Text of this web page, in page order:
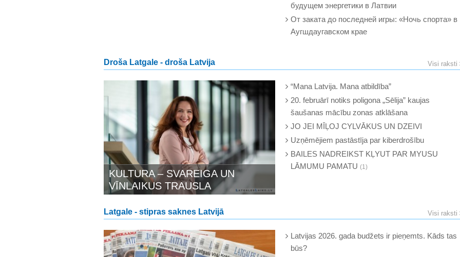
будущем энергетики в Латвии
От заката до последней игры: «Ночь спорта» в
Аугшдаугавском крае
Visi raksti
Droša Latgale - droša Latvija
KULTURA – SVAREIGA UN
VĪNLAIKUS TRAUSLA
“Mana Latvija. Mana atbildība”
20. februārī notiks poligona „Sēlija” kaujas
šaušanas mācību zonas atklāšana
JO JEI MĪĻOJ CYLVĀKUS UN DZEIVI
Uzņēmējiem pastāstīja par kiberdrošību
BAILES NADREIKST KĻYUT PAR MYUSU
LĀMUMU PAMATU (1)
Visi raksti
Latgale - stipras saknes Latvijā
Latvijas 2026. gada budžets ir pieņemts. Kāds tas
būs?